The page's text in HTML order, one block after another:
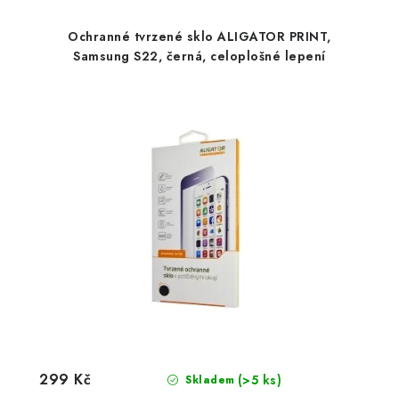
Ochranné tvrzené sklo ALIGATOR PRINT,
Samsung S22, černá, celoplošné lepení
Skladem (>5 ks)
299 Kč